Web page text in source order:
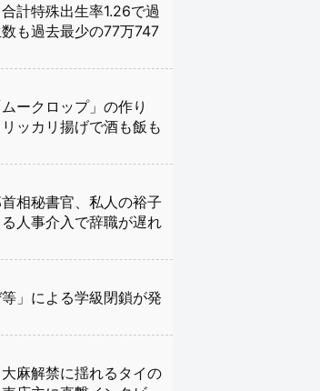
計特殊出生率1.26で過
も過去最少の77万747
ークロップ」の作り
ッカリ揚げで酒も飯も
首相秘書官、私人の裕子
人事介入で辞職が遅れ
等」による学級閉鎖が発
大麻解禁に揺れるタイの